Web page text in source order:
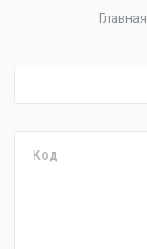
Главная
Код